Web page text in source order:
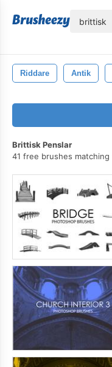
Riddare Antik
Brittisk Penslar
41 free brushes matching